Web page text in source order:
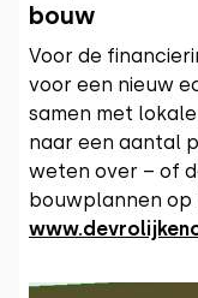
bouw
Voor de
voor een nieuw
samen met
naar een aantal
weten over – of
bouwplannen op